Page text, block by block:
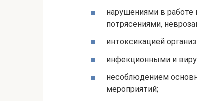
нарушениями в
потрясениями,
интоксикацией
инфекционными и
несоблюдением
мероприятий;